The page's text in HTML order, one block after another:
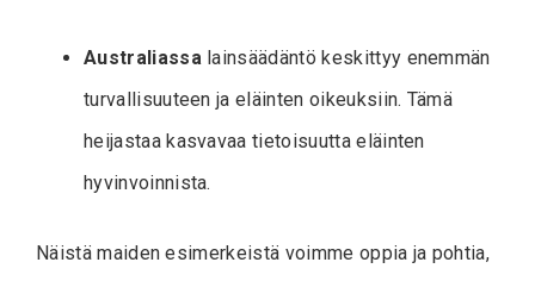
Australiassalainsäädäntö keskittyy enemmän
turvallisuuteen ja eläinten oikeuksiin. Tämä
heijastaa kasvavaa tietoisuutta eläinten
hyvinvoinnista.
Näistä maiden esimerkeistä voimme oppia ja pohtia,